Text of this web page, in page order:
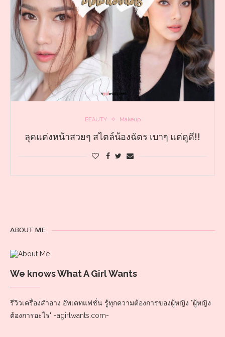
BEAUTY Makeup
ลุคแต่งหน้าสวยๆ สไตล์น้องฉัตร เบาๆ แต่ดูดี!!
ABOUT ME
We knows What A Girl Wants
รีวิวเครื่องสำอาง อัพเดทแฟชั่น รู้ทุกความต้องการของผู้หญิง "ผู้หญิง
ต้องการอะไร" -agirlwants.com-